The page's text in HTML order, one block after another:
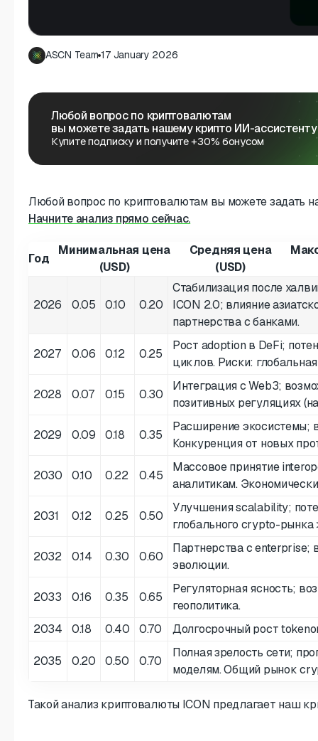
ASCN Team 17 January 2026
Любой вопрос по криптовалютам
вы можете задать нашему крипто ИИ-
Купите подписку и получите +30% бонусом
Любой вопрос по криптовалютам вы можете задать
Начните анализ прямо сейчас.
Год
Минимальная цена
(USD)
Средняя цена
(USD)
2026 0.05 0.10 0.20
Стабилизация после
ICON 2.0; влияние
партнерства с банками.
2027 0.06 0.12 0.25
Рост adoption в DeFi;
циклов. Риски:
2028 0.07 0.15 0.30
Интеграция с Web3;
позитивных регуляциях
2029 0.09 0.18 0.35
Расширение экосистемы;
Конкуренция от новых
2030 0.10 0.22 0.45
Массовое принятие
аналитикам.
2031 0.12 0.25 0.50
Улучшения scalability;
глобального crypto-рынка
2032 0.14 0.30 0.60
Партнерства с enterprise;
эволюции.
2033 0.16 0.35 0.65
Регуляторная ясность;
геополитика.
2034
0.18 0.40 0.70 Долгосрочный рост
2035 0.20 0.50 0.70
Полная зрелость сети;
моделям. Общий рынок
Такой анализ криптовалюты ICON предлагает наш